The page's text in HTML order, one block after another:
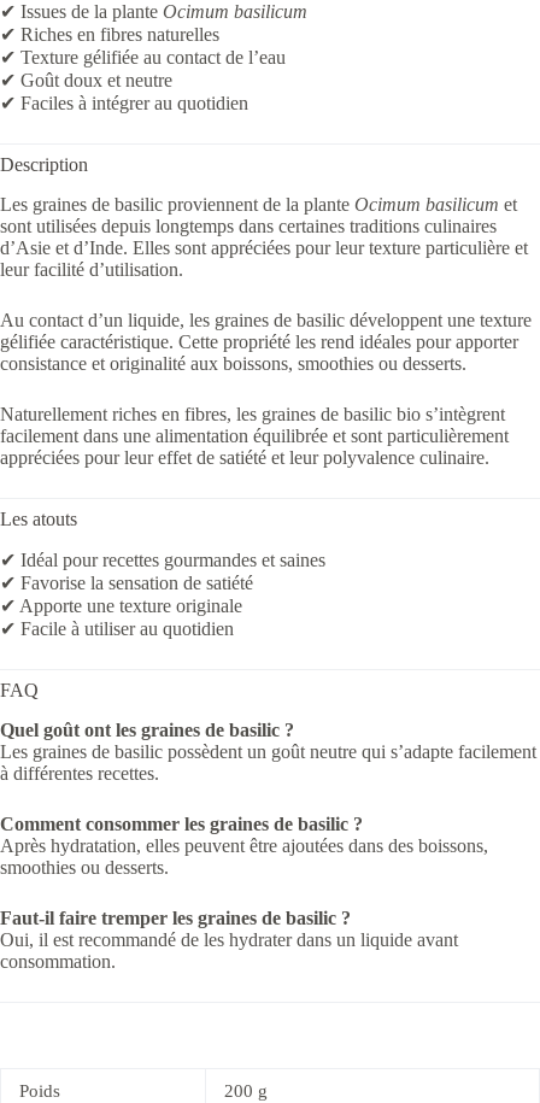
✔ Issues de la plante Ocimum basilicum
✔ Riches en fibres naturelles
✔ Texture gélifiée au contact de l’eau
✔ Goût doux et neutre
✔ Faciles à intégrer au quotidien
Description
Les graines de basilic proviennent de la plante Ocimum basilicum et
sont utilisées depuis longtemps dans certaines traditions culinaires
d’Asie et d’Inde. Elles sont appréciées pour leur texture particulière et
leur facilité d’utilisation.
Au contact d’un liquide, les graines de basilic développent une texture
gélifiée caractéristique. Cette propriété les rend idéales pour apporter
consistance et originalité aux boissons, smoothies ou desserts.
Naturellement riches en fibres, les graines de basilic bio s’intègrent
facilement dans une alimentation équilibrée et sont particulièrement
appréciées pour leur effet de satiété et leur polyvalence culinaire.
Les atouts
✔ Idéal pour recettes gourmandes et saines
✔ Favorise la sensation de satiété
✔ Apporte une texture originale
✔ Facile à utiliser au quotidien
FAQ
Quel goût ont les graines de basilic ?
Les graines de basilic possèdent un goût neutre qui s’adapte facilement
à différentes recettes.
Comment consommer les graines de basilic ?
Après hydratation, elles peuvent être ajoutées dans des boissons,
smoothies ou desserts.
Faut-il faire tremper les graines de basilic ?
Oui, il est recommandé de les hydrater dans un liquide avant
consommation.
Poids 200 g